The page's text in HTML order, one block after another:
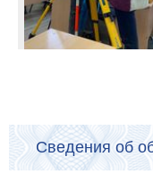
Сведения об